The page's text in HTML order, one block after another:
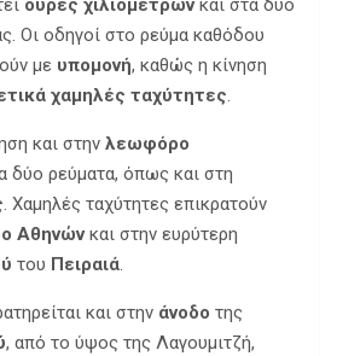
ουρές χιλιομέτρωνκαι στα δύο
Οι οδηγοί στο ρεύμα καθόδου
με υπομονή, καθώς η κίνηση
χαμηλές ταχύτητες.
και στην λεωφόρο
δύο ρεύματα, όπως και στη
. Χαμηλές ταχύτητες επικρατούν
Αθηνώνκαι στην ευρύτερη
του Πειραιά.
και στην άνοδο της
, από το ύψος της Λαγουμιτζή,